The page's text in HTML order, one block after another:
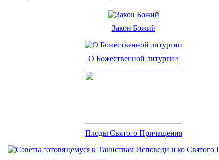
Закон Божий
О Божественной литургии
Плоды Святого Причащения